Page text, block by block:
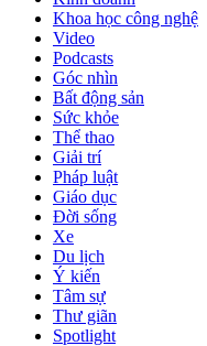
Khoa học công nghệ
Video
Podcasts
Góc nhìn
Bất động sản
Sức khỏe
Thể thao
Giải trí
Pháp luật
Giáo dục
Đời sống
Xe
Du lịch
Ý kiến
Tâm sự
Thư giãn
Spotlight